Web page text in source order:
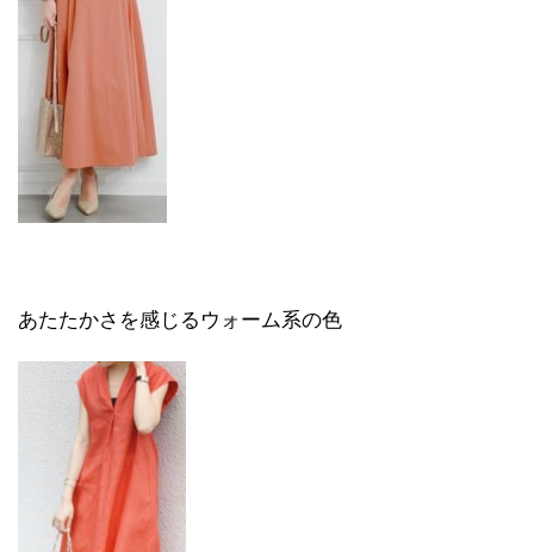
あたたかさを感じるウォーム系の色